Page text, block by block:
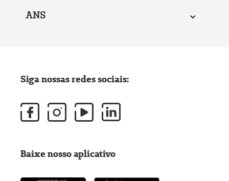
ANS
Siga nossas redes sociais:
Baixe nosso aplicativo